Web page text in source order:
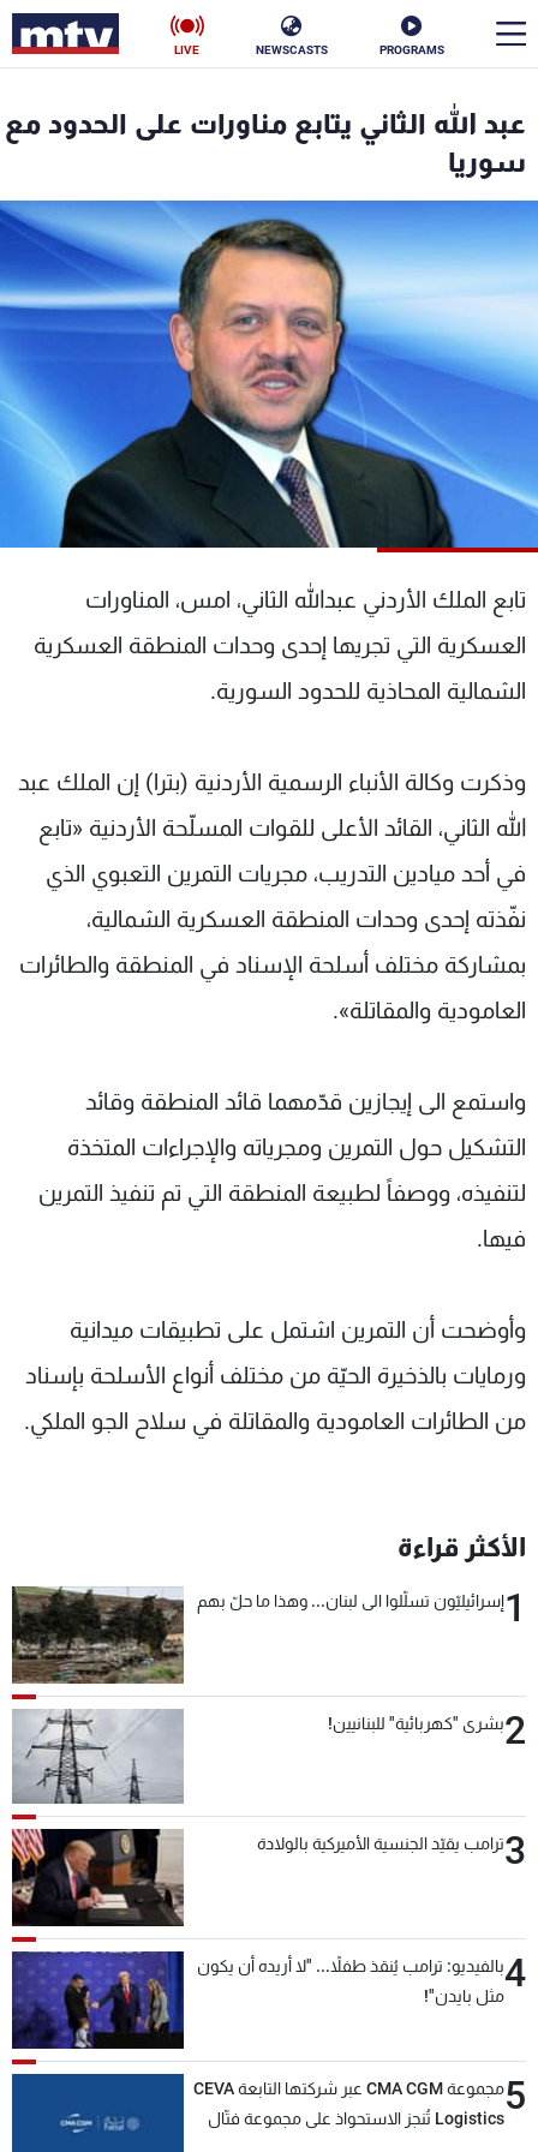
PROGRAMS
NEWSCASTS
LIVE
عبد الله الثاني يتابع مناورات على الحدود مع
سوريا
تابع الملك الأردني عبدالله الثاني، امس، المناورات
العسكرية التي تجريها إحدى وحدات المنطقة العسكرية
الشمالية المحاذية للحدود السورية.
وذكرت وكالة الأنباء الرسمية الأردنية (بترا) إن الملك عبد
الله الثاني، القائد الأعلى للقوات المسلّحة الأردنية «تابع
في أحد ميادين التدريب، مجريات التمرين التعبوي الذي
نفّذته إحدى وحدات المنطقة العسكرية الشمالية،
بمشاركة مختلف أسلحة الإسناد في المنطقة والطائرات
العامودية والمقاتلة».
واستمع الى إيجازين قدّمهما قائد المنطقة وقائد
التشكيل حول التمرين ومجرياته والإجراءات المتخذة
لتنفيذه، ووصفاً لطبيعة المنطقة التي تم تنفيذ التمرين
فيها.
وأوضحت أن التمرين اشتمل على تطبيقات ميدانية
ورمايات بالذخيرة الحيّة من مختلف أنواع الأسلحة بإسناد
من الطائرات العامودية والمقاتلة في سلاح الجو الملكي.
الأكثر قراءة
1إسرائيليّون تسلّلوا الى لبنان... وهذا ما حلّ بهم
2بشرى "كهربائية" للبنانيين!
3ترامب يقيّد الجنسية الأميركية بالولادة
4بالفيديو: ترامب يُنقذ طفلاً... "لا أريده أن يكون
مثل بايدن"!
5
مجموعة CMA CGM عبر شركتها التابعة CEVA
Logistics تُنجز الاستحواذ على مجموعة فتّال
ناس
إقتصاد
منوعات رياضة
كأس العالم
البرامج
جدول البرامج
الترددات
الإنـتـاج
تواصل معنا